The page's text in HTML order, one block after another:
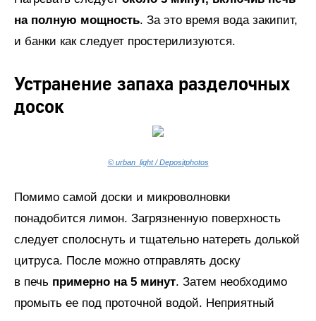
на полную мощность. За это время вода закипит,
и банки как следует простерилизуются.
Устранение запаха разделочных
досок
© urban_light / Depositphotos
Помимо самой доски и микроволновки
понадобится лимон. Загрязненную поверхность
следует сполоснуть и тщательно натереть долькой
цитруса. После можно отправлять доску
в печь примерно на 5 минут. Затем необходимо
промыть ее под проточной водой. Неприятный